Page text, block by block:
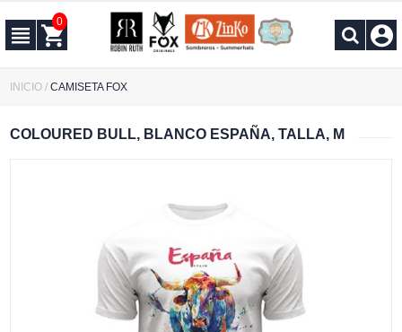
0
INICIO /CAMISETA FOX
COLOURED BULL, BLANCO ESPAÑA, TALLA, M